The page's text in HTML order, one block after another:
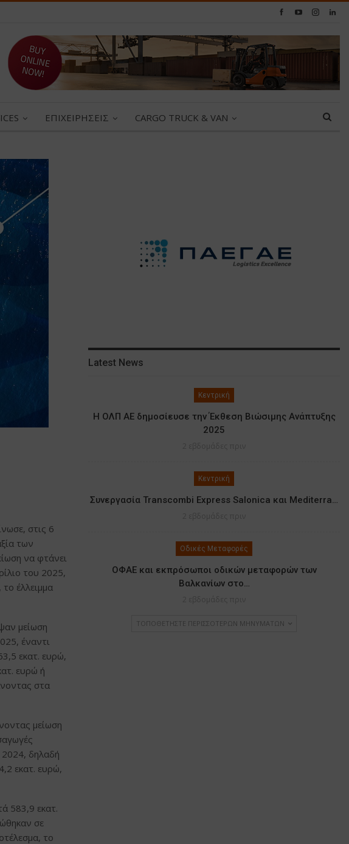
ΕΠΙΧΕΙΡΗΣΕΙΣ CARGO TRUCK & VAN
στις 6
των
να φτάνει
του 2025,
έλλειμμα
μείωση
έναντι
εκατ. ευρώ,
ευρώ ή
στα
μείωση
δηλαδή
εκατ. ευρώ,
583,9 εκατ.
σε
το
Latest News
Κεντρική
Η ΟΛΠ ΑΕ δημοσίευσε την Έκθεση Βιώσιμης Ανάπτυξης
2025
Κεντρική
Συνεργασία Transcombi Express Salonica και Mediterra…
Οδικές Μεταφορές
ΟΦΑΕ και εκπρόσωποι οδικών μεταφορών των
Βαλκανίων στο…
ΤΟΠΟΘΕΤΉΣΤΕ ΠΕΡΙΣΣΌΤΕΡΩΝ ΜΗΝΥΜΆΤΩΝ